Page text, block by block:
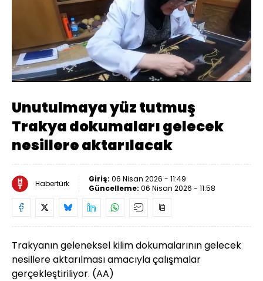
Sesi
Aç
480
Yüklendi:
17.60%
Oynatma
Hızı
Unutulmaya yüz tutmuş
Trakya dokumaları gelecek
nesillere aktarılacak
Habertürk Giriş: 06 Nisan 2026 - 11:49
Güncelleme: 06 Nisan 2026 - 11:58
Trakyanın geleneksel kilim dokumalarının gelecek
nesillere aktarılması amacıyla çalışmalar
gerçekleştiriliyor. (AA)